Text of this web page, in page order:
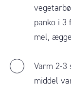
panko i 3
mel,
Varm 2-3
middel